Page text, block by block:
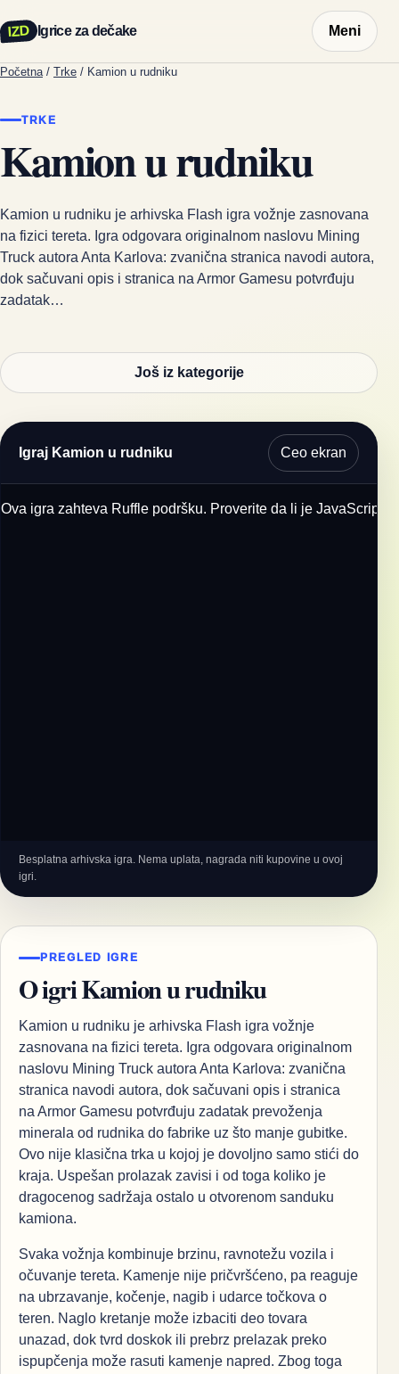
IZD Igrice za dečake Meni
Početna / Trke / Kamion u rudniku
TRKE
Kamion u rudniku
Kamion u rudniku je arhivska Flash igra vožnje zasnovana
na fizici tereta. Igra odgovara originalnom naslovu Mining
Truck autora Anta Karlova: zvanična stranica navodi autora,
dok sačuvani opis i stranica na Armor Gamesu potvrđuju
zadatak…
Još iz kategorije
Igraj Kamion u rudniku Ceo ekran
Ova igra zahteva Ruffle podršku. Proverite da li je JavaScript
Besplatna arhivska igra. Nema uplata, nagrada niti kupovine u ovoj
igri.
PREGLED IGRE
O igri Kamion u rudniku
Kamion u rudniku je arhivska Flash igra vožnje
zasnovana na fizici tereta. Igra odgovara originalnom
naslovu Mining Truck autora Anta Karlova: zvanična
stranica navodi autora, dok sačuvani opis i stranica
na Armor Gamesu potvrđuju zadatak prevoženja
minerala od rudnika do fabrike uz što manje gubitke.
Ovo nije klasična trka u kojoj je dovoljno samo stići do
kraja. Uspešan prolazak zavisi i od toga koliko je
dragocenog sadržaja ostalo u otvorenom sanduku
kamiona.
Svaka vožnja kombinuje brzinu, ravnotežu vozila i
očuvanje tereta. Kamenje nije pričvršćeno, pa reaguje
na ubrzavanje, kočenje, nagib i udarce točkova o
teren. Naglo kretanje može izbaciti deo tovara
unazad, dok tvrd doskok ili prebrz prelazak preko
ispupčenja može rasuti kamenje napred. Zbog toga